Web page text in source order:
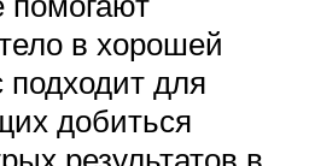
в хорошей
для
добиться
результатов в